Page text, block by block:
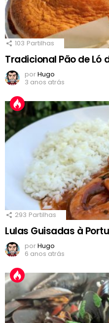
103 Partilhas
Tradicional Pão de Ló
porHugo
3 anos atrás
293 Partilhas
Lulas Guisadas à
porHugo
6 anos atrás